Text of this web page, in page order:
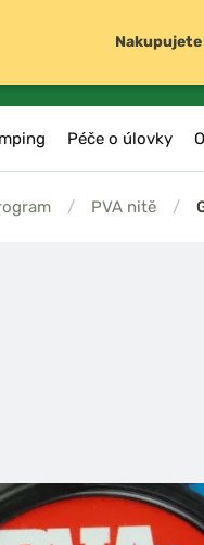
Péče o úlovky
/ PVA nitě /
Nakupujete